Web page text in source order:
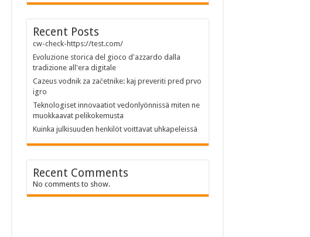
Recent Posts
cw-check-https://test.com/
Evoluzione storica del gioco d'azzardo dalla
tradizione all'era digitale
Cazeus vodnik za začetnike: kaj preveriti pred prvo
igro
Teknologiset innovaatiot vedonlyönnissä miten ne
muokkaavat pelikokemusta
Kuinka julkisuuden henkilöt voittavat uhkapeleissä
Recent Comments
No comments to show.